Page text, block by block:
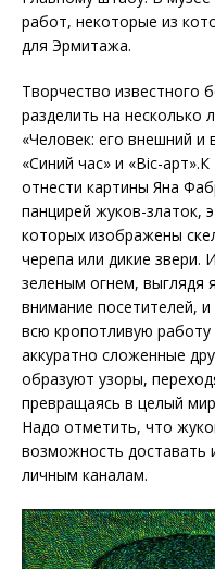
работ, некоторые из
для Эрмитажа.
Творчество известного
разделить на несколько
«Человек: его внешний и
«Синий час» и «Bic-
отнести картины Яна
панцирей жуков-златок,
которых изображены
черепа или дикие звери.
зеленым огнем, выглядя
внимание посетителей,
всю кропотливую
аккуратно сложенные
образуют узоры,
превращаясь в целый
Надо отметить, что
возможность
личным каналам.